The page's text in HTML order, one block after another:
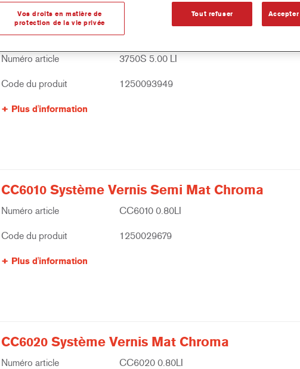
3750S Vernis VOC Ultra Productif
Numéro article 3750S 5.00 LI
Code du produit 1250093949
Plus d'information
CC6010 Système Vernis Semi Mat Chroma
Numéro article CC6010 0.80LI
Code du produit 1250029679
Plus d'information
CC6020 Système Vernis Mat Chroma
Numéro article CC6020 0.80LI
Tout refuser
Vos droits en matière de
protection de la vie privée